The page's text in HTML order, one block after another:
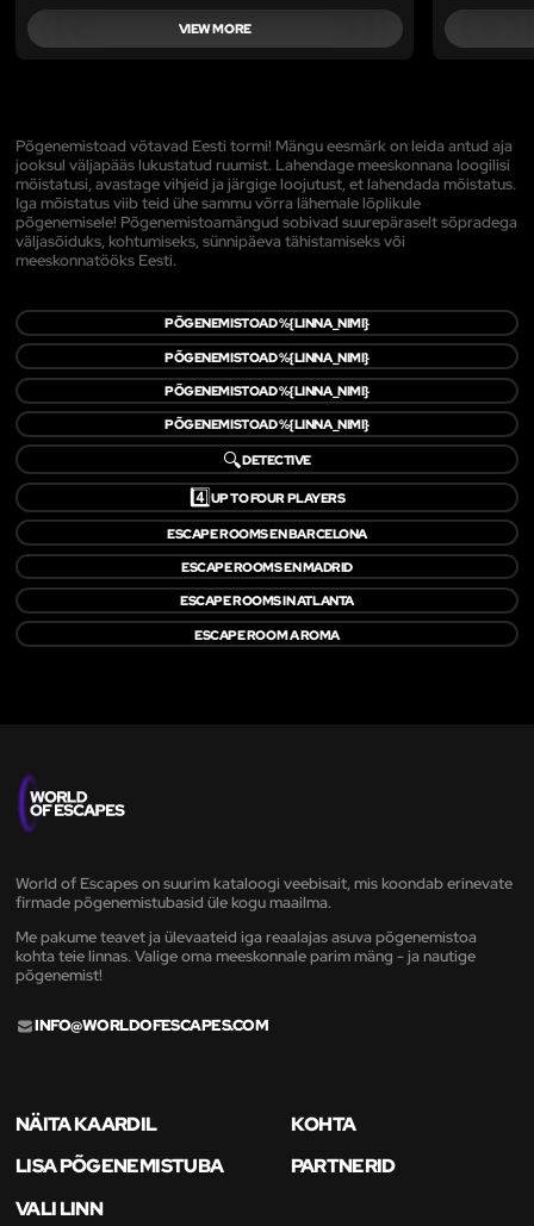
VIEW MORE
Põgenemistoad võtavad Eesti tormi! Mängu eesmärk on leida antud aja
jooksul väljapääs lukustatud ruumist. Lahendage meeskonnana loogilisi
mõistatusi, avastage vihjeid ja järgige loojutust, et lahendada mõistatus.
Iga mõistatus viib teid ühe sammu võrra lähemale lõplikule
põgenemisele! Põgenemistoamängud sobivad suurepäraselt sõpradega
väljasõiduks, kohtumiseks, sünnipäeva tähistamiseks või
meeskonnatööks Eesti.
PÕGENEMISTOAD %{LINNA_NIMI}
PÕGENEMISTOAD %{LINNA_NIMI}
PÕGENEMISTOAD %{LINNA_NIMI}
PÕGENEMISTOAD %{LINNA_NIMI}
🔍DETECTIVE
4️⃣UP TO FOUR PLAYERS
ESCAPE ROOMS EN BARCELONA
ESCAPE ROOMS EN MADRID
ESCAPE ROOMS IN ATLANTA
ESCAPE ROOM A ROMA
World of Escapes on suurim kataloogi veebisait, mis koondab erinevate
firmade põgenemistubasid üle kogu maailma.
Me pakume teavet ja ülevaateid iga reaalajas asuva põgenemistoa
kohta teie linnas. Valige oma meeskonnale parim mäng - ja nautige
põgenemist!
INFO@WORLDOFESCAPES.COM
NÄITA KAARDIL
KOHTA
LISA PÕGENEMISTUBA
PARTNERID
VALI LINN